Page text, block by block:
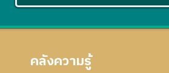
คลังความรู้